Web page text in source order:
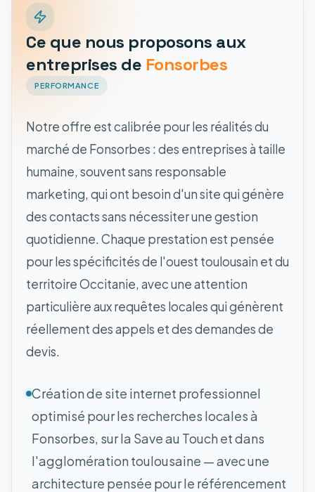
Ce que nous proposons aux
entreprises de Fonsorbes
PERFORMANCE
Notre offre est calibrée pour les réalités du
marché de Fonsorbes : des entreprises à taille
humaine, souvent sans responsable
marketing, qui ont besoin d'un site qui génère
des contacts sans nécessiter une gestion
quotidienne. Chaque prestation est pensée
pour les spécificités de l'ouest toulousain et du
territoire Occitanie, avec une attention
particulière aux requêtes locales qui génèrent
réellement des appels et des demandes de
devis.
Création de site internet professionnel
optimisé pour les recherches locales à
Fonsorbes, sur la Save au Touch et dans
l'agglomération toulousaine — avec une
architecture pensée pour le référencement